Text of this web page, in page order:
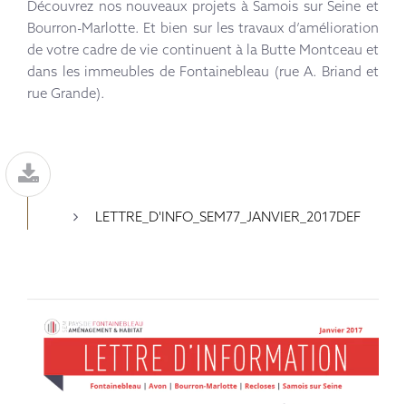
Découvrez nos nouveaux projets à Samois sur Seine et
Bourron-Marlotte. Et bien sur les travaux d’amélioration
de votre cadre de vie continuent à la Butte Montceau et
dans les immeubles de Fontainebleau (rue A. Briand et
rue Grande).
LETTRE_D'INFO_SEM77_JANVIER_2017DEF